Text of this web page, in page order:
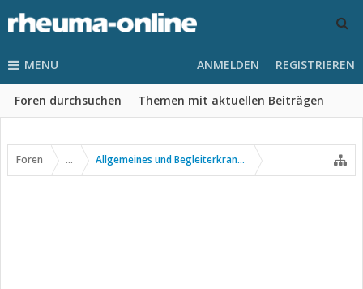
MENU
Foren durchsuchen Themen mit aktuellen Beiträgen
ANMELDEN REGISTRIEREN
Foren ... Allgemeines und Begleiterkrankungen